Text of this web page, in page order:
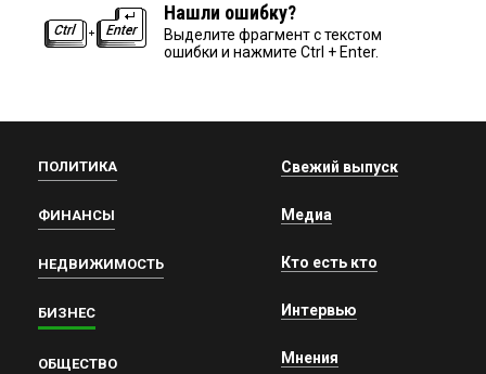
Нашли ошибку?
Выделите фрагмент с текстом
ошибки и нажмите Ctrl + Enter.
ПОЛИТИКА
ФИНАНСЫ
НЕДВИЖИМОСТЬ
БИЗНЕС
ОБЩЕСТВО
Свежий выпуск
Медиа
Кто есть кто
Интервью
Мнения